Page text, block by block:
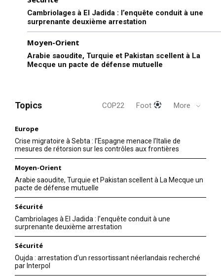
Cambriolages à El Jadida : l’enquête conduit à une
surprenante deuxième arrestation
Moyen-Orient
Arabie saoudite, Turquie et Pakistan scellent à La
Mecque un pacte de défense mutuelle
Topics COP22 Foot More
Europe
Crise migratoire à Sebta : l’Espagne menace l’Italie de
mesures de rétorsion sur les contrôles aux frontières
Moyen-Orient
Arabie saoudite, Turquie et Pakistan scellent à La Mecque un
pacte de défense mutuelle
Sécurité
Cambriolages à El Jadida : l’enquête conduit à une
surprenante deuxième arrestation
Sécurité
Oujda : arrestation d’un ressortissant néerlandais recherché
par Interpol